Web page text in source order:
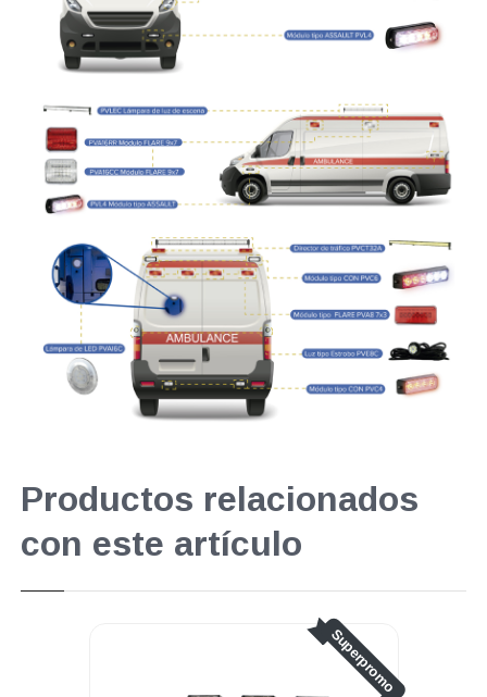
Productos relacionados
con este artículo
Superpromo